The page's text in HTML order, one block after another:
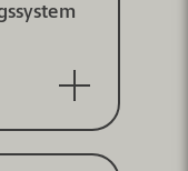
18032-